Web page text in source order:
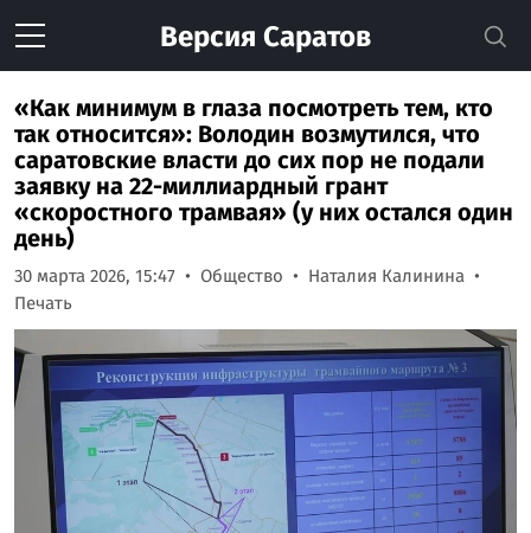
Версия Саратов
«Как минимум в глаза посмотреть тем, кто
так относится»: Володин возмутился, что
саратовские власти до сих пор не подали
заявку на 22-миллиардный грант
«скоростного трамвая» (у них остался один
день)
30 марта 2026, 15:47 Общество
Наталия Калинина
Печать